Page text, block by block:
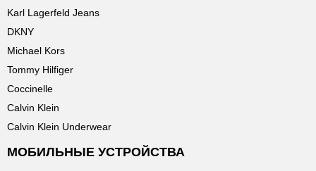
Karl Lagerfeld Jeans
DKNY
Michael Kors
Tommy Hilfiger
Coccinelle
Calvin Klein
Calvin Klein Underwear
МОБИЛЬНЫЕ УСТРОЙСТВА